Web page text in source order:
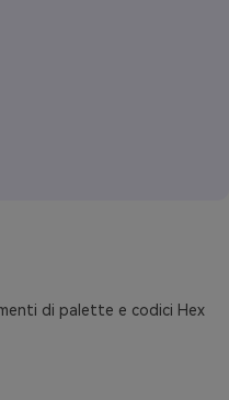
di palette e codici Hex